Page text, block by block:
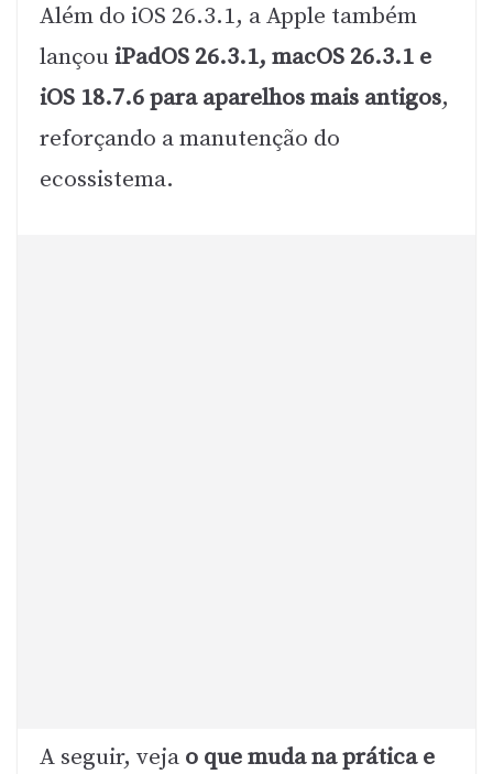
Além do iOS 26.3.1, a Apple também
lançouiPadOS 26.3.1, macOS 26.3.1 e
iOS 18.7.6 para aparelhos mais antigos,
reforçando a manutenção do
ecossistema.
A seguir, veja o que muda na prática e